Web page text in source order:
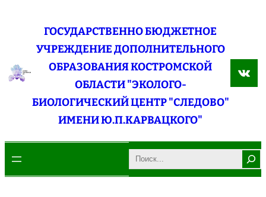
содержимому
ГОСУДАРСТВЕННО БЮДЖЕТНОЕ
УЧРЕЖДЕНИЕ ДОПОЛНИТЕЛЬНОГО
ОБРАЗОВАНИЯ КОСТРОМСКОЙ
ОБЛАСТИ "ЭКОЛОГО-
БИОЛОГИЧЕСКИЙ ЦЕНТР "СЛЕДОВО"
ИМЕНИ Ю.П.КАРВАЦКОГО"
Search